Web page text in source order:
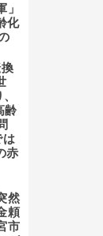
」
化
齢
は
赤
然
頼
市